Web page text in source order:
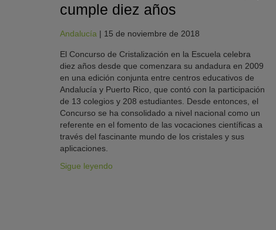
cumple diez años
Andalucía | 15 de noviembre de 2018
El Concurso de Cristalización en la Escuela celebra
diez años desde que comenzara su andadura en 2009
en una edición conjunta entre centros educativos de
Andalucía y Puerto Rico, que contó con la participación
de 13 colegios y 208 estudiantes. Desde entonces, el
Concurso se ha consolidado a nivel nacional como un
referente en el fomento de las vocaciones científicas a
través del fascinante mundo de los cristales y sus
aplicaciones.
Sigue leyendo